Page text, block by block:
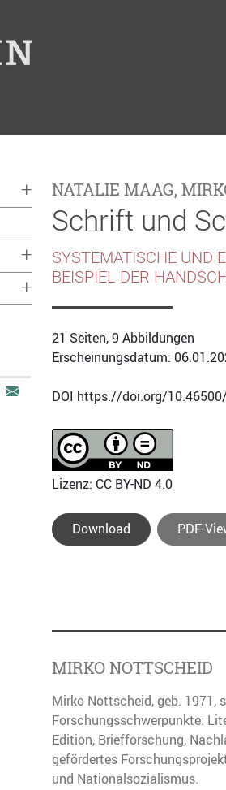
+
+
+
NATALIE MAAG,
Schrift und
SYSTEMATISCHE UND
BEISPIEL DER
21 Seiten, 9 Abbildungen
Erscheinungsdatum:
DOI https://doi.org/
Lizenz: CC BY-ND 4.0
Download PDF-
MIRKO NOTTSCHEID
Mirko Nottscheid, geb. 1971,
Forschungsschwerpunkte:
Edition, Briefforschung,
gefördertes
und Nationalsozialismus.